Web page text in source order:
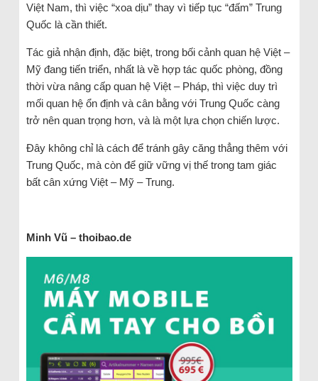
Việt Nam, thì việc “xoa dịu” thay vì tiếp tục “đấm” Trung
Quốc là cần thiết.
Tác giả nhận định, đặc biệt, trong bối cảnh quan hệ Việt –
Mỹ đang tiến triển, nhất là về hợp tác quốc phòng, đồng
thời vừa nâng cấp quan hệ Việt – Pháp, thì việc duy trì
mối quan hệ ổn định và cân bằng với Trung Quốc càng
trở nên quan trọng hơn, và là một lựa chọn chiến lược.
Đây không chỉ là cách để tránh gây căng thẳng thêm với
Trung Quốc, mà còn để giữ vững vị thế trong tam giác
bất cân xứng Việt – Mỹ – Trung.
Minh Vũ – thoibao.de